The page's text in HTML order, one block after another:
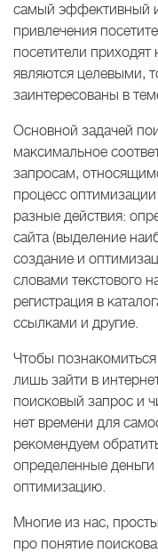
самый эффективный
привлечения
посетители приходят
являются целевыми,
заинтересованы в
Основной задачей
максимальное
запросам,
процесс
разные действия:
сайта (выделение
создание и
словами текстового
регистрация в
ссылками и другие.
Чтобы познакомиться
лишь зайти в
поисковый запрос и
нет времени для
рекомендуем
определенные
оптимизацию.
Многие из нас,
про понятие